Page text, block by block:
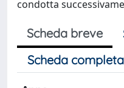
condotta
Scheda breve
Scheda